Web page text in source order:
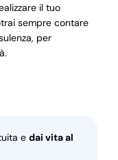
il tuo
sempre contare
per
e dai vita al